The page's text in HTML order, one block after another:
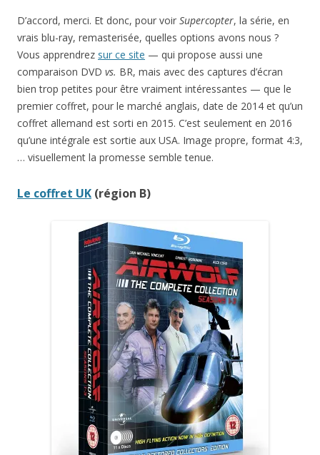
D’accord, merci. Et donc, pour voir Supercopter, la série, en
vrais blu-ray, remasterisée, quelles options avons nous ?
Vous apprendrez sur ce site — qui propose aussi une
comparaison DVD vs. BR, mais avec des captures d’écran
bien trop petites pour être vraiment intéressantes — que le
premier coffret, pour le marché anglais, date de 2014 et qu’un
coffret allemand est sorti en 2015. C’est seulement en 2016
qu’une intégrale est sortie aux USA. Image propre, format 4:3,
… visuellement la promesse semble tenue.
Le coffret UK (région B)